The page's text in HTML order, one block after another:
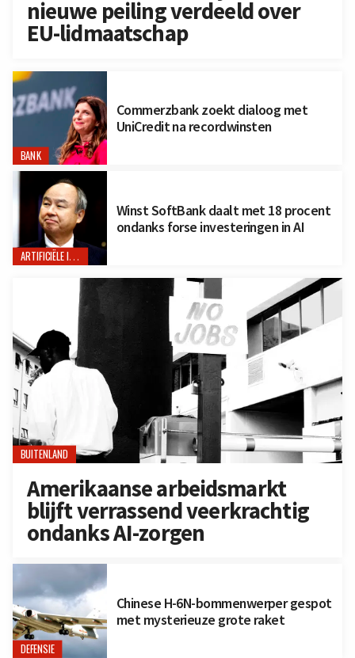
nieuwe peiling verdeeld over
EU-lidmaatschap
BANK
Commerzbank zoekt dialoog met
UniCredit na recordwinsten
ARTIFICIËLE INTELLIGENTIE
Winst SoftBank daalt met 18 procent
ondanks forse investeringen in AI
BUITENLAND
Amerikaanse arbeidsmarkt
blijft verrassend veerkrachtig
ondanks AI-zorgen
DEFENSIE
Chinese H-6N-bommenwerper gespot
met mysterieuze grote raket